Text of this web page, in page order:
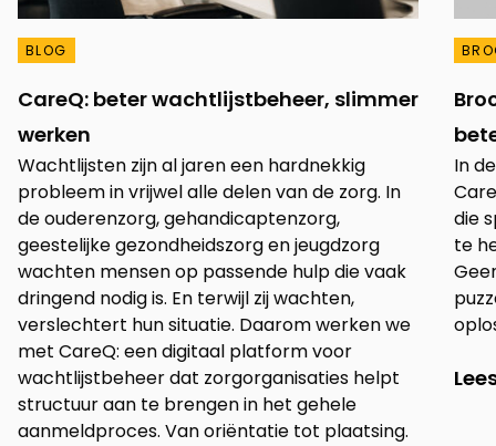
BLOG
CareQ: beter wachtlijstbeheer, slimmer
werken
Wachtlijsten zijn al jaren een hardnekkig
probleem in vrijwel alle delen van de zorg. In
de ouderenzorg, gehandicaptenzorg,
geestelijke gezondheidszorg en jeugdzorg
wachten mensen op passende hulp die vaak
dringend nodig is. En terwijl zij wachten,
verslechtert hun situatie. Daarom werken we
met CareQ: een digitaal platform voor
wachtlijstbeheer dat zorgorganisaties helpt
structuur aan te brengen in het gehele
aanmeldproces. Van oriëntatie tot plaatsing.
In
die
te